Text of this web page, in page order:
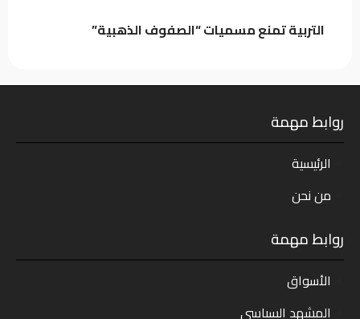
التربية تمنع مسميات “الصفوف الذهبية”
روابط مهمة
الرئيسية
من نحن
روابط مهمة
الأسواق
المشهد السياسي